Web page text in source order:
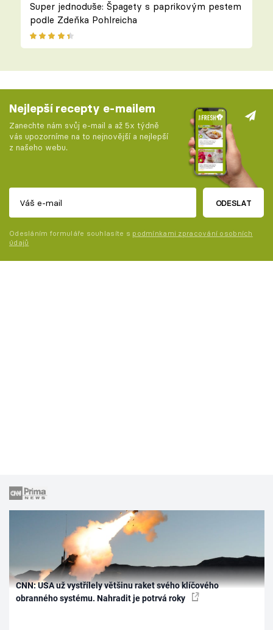
Super jednoduše: Špagety s paprikovým pestem
podle Zdeňka Pohlreicha
Nejlepší recepty e-mailem
Zanechte nám svůj e-mail a až 5x týdně
vás upozorníme na to nejnovější a nejlepší
z našeho webu.
ODESLAT
Odesláním formuláře souhlasíte s podmínkami zpracování osobních
údajů
CNN: USA už vystřílely většinu raket svého klíčového
obranného systému. Nahradit je potrvá roky